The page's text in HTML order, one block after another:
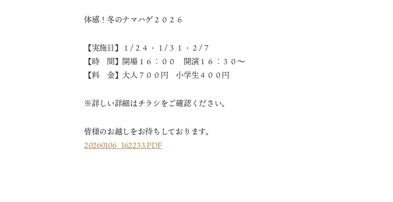
体感！冬のナマハゲ２０２６
【実施日】１/２４・１/３１・２/７
【時 間】開場１６：００ 開演１６：３０～
【料 金】大人７００円 小学生４００円
※詳しい詳細はチラシをご確認ください。
皆様のお越しをお待ちしております。
20260106_162233.PDF